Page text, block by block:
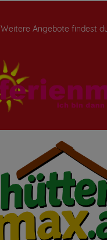
Weitere Angebote findest